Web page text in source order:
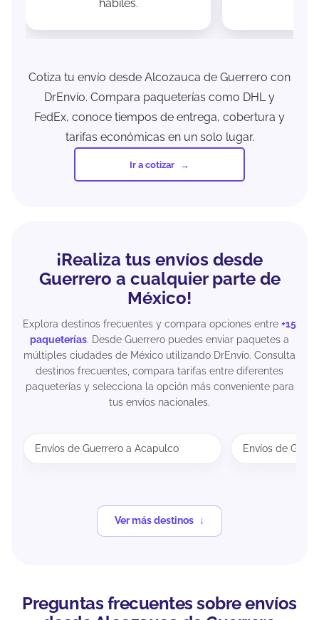
hábiles.
Cotiza tu envío desde Alcozauca de Guerrero con
DrEnvío. Compara paqueterías como DHL y
FedEx, conoce tiempos de entrega, cobertura y
tarifas económicas en un solo lugar.
Ir a cotizar
¡Realiza tus envíos desde
Guerrero a cualquier parte de
México!
Explora destinos frecuentes y compara opciones entre +15
paqueterías. Desde Guerrero puedes enviar paquetes a
múltiples ciudades de México utilizando DrEnvío. Consulta
destinos frecuentes, compara tarifas entre diferentes
paqueterías y selecciona la opción más conveniente para
tus envíos nacionales.
Envíos de Guerrero a Acapulco Envíos de
Ver más destinos
Preguntas frecuentes sobre envíos